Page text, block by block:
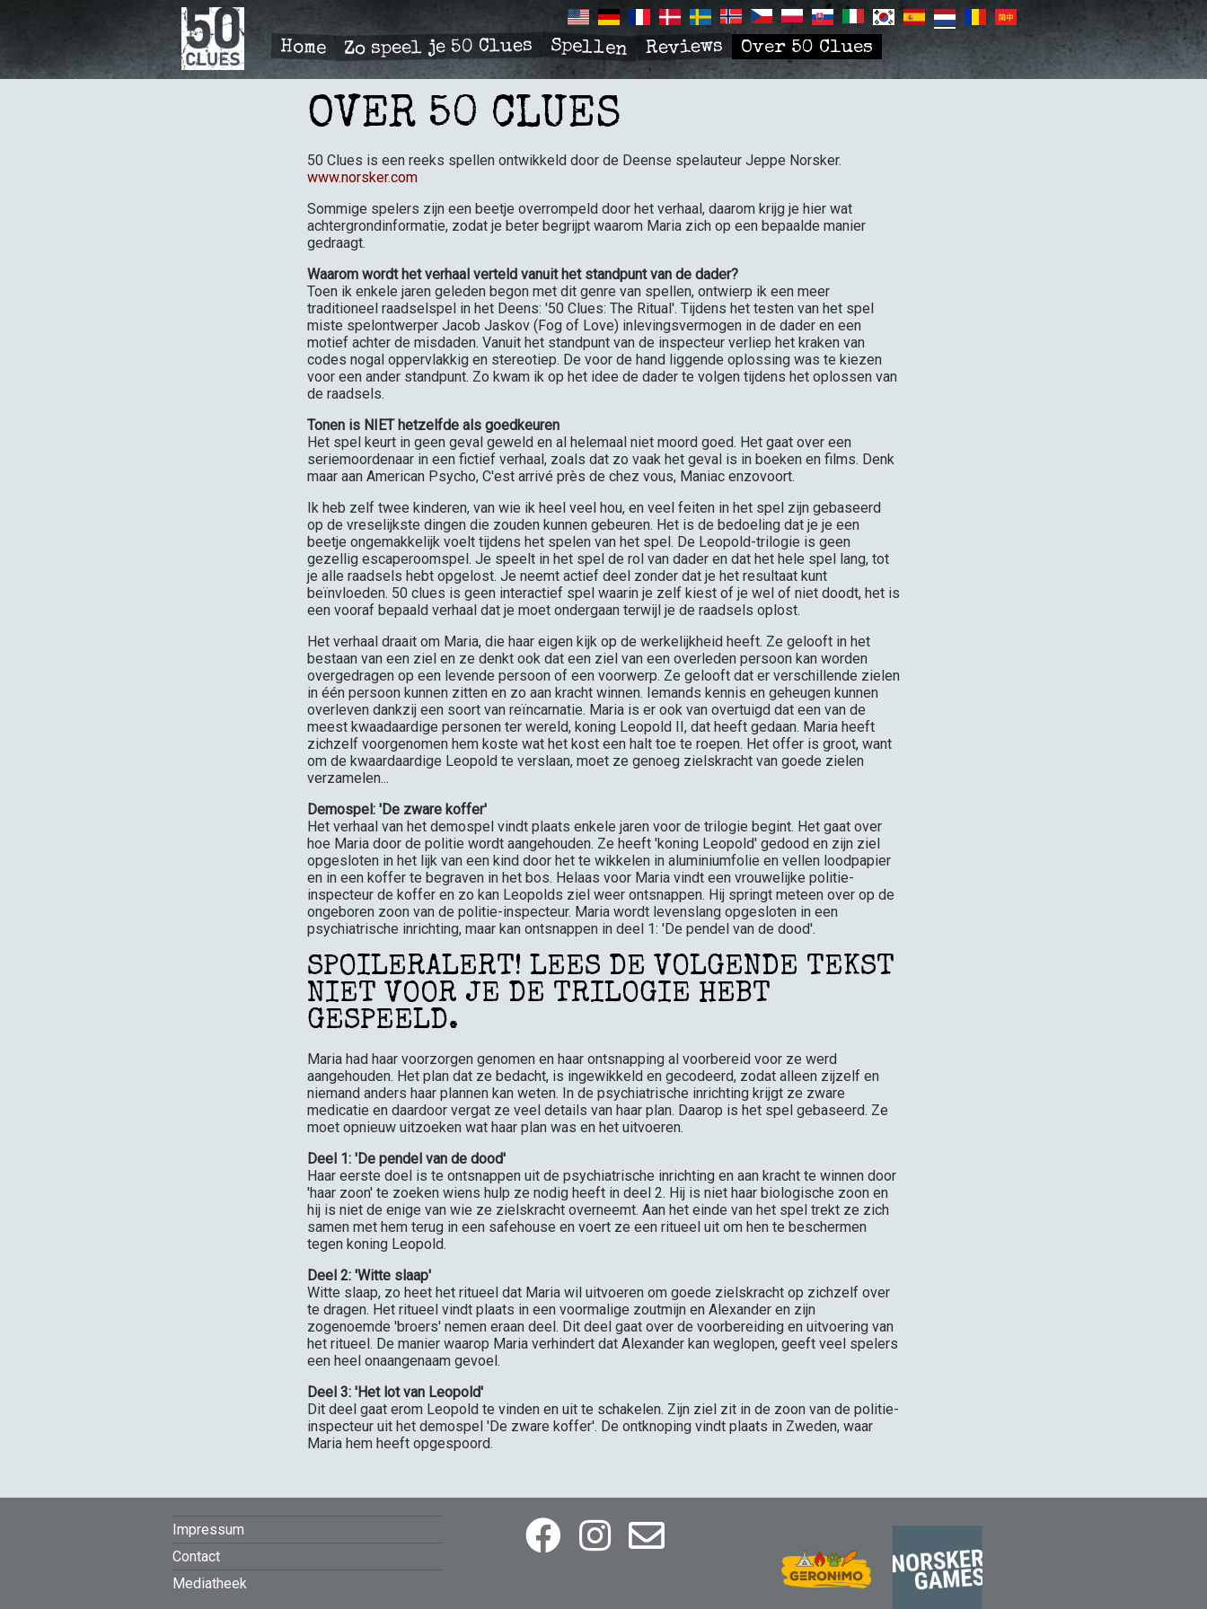
inhoud
PRIMÆR
NAVIGATION
Home Zo speel je 50 Clues Spellen Reviews Over 50 Clues
OVER 50 CLUES
50 Clues is een reeks spellen ontwikkeld door de Deense spelauteur Jeppe Norsker.
www.norsker.com
Sommige spelers zijn een beetje overrompeld door het verhaal, daarom krijg je hier wat
achtergrondinformatie, zodat je beter begrijpt waarom Maria zich op een bepaalde manier
gedraagt.
Waarom wordt het verhaal verteld vanuit het standpunt van de dader?
Toen ik enkele jaren geleden begon met dit genre van spellen, ontwierp ik een meer
traditioneel raadselspel in het Deens: '50 Clues: The Ritual'. Tijdens het testen van het spel
miste spelontwerper Jacob Jaskov (Fog of Love) inlevingsvermogen in de dader en een
motief achter de misdaden. Vanuit het standpunt van de inspecteur verliep het kraken van
codes nogal oppervlakkig en stereotiep. De voor de hand liggende oplossing was te kiezen
voor een ander standpunt. Zo kwam ik op het idee de dader te volgen tijdens het oplossen van
de raadsels.
Tonen is NIET hetzelfde als goedkeuren
Het spel keurt in geen geval geweld en al helemaal niet moord goed. Het gaat over een
seriemoordenaar in een fictief verhaal, zoals dat zo vaak het geval is in boeken en films. Denk
maar aan American Psycho, C'est arrivé près de chez vous, Maniac enzovoort.
Ik heb zelf twee kinderen, van wie ik heel veel hou, en veel feiten in het spel zijn gebaseerd
op de vreselijkste dingen die zouden kunnen gebeuren. Het is de bedoeling dat je je een
beetje ongemakkelijk voelt tijdens het spelen van het spel. De Leopold-trilogie is geen
gezellig escaperoomspel. Je speelt in het spel de rol van dader en dat het hele spel lang, tot
je alle raadsels hebt opgelost. Je neemt actief deel zonder dat je het resultaat kunt
beïnvloeden. 50 clues is geen interactief spel waarin je zelf kiest of je wel of niet doodt, het is
een vooraf bepaald verhaal dat je moet ondergaan terwijl je de raadsels oplost.
Het verhaal draait om Maria, die haar eigen kijk op de werkelijkheid heeft. Ze gelooft in het
bestaan van een ziel en ze denkt ook dat een ziel van een overleden persoon kan worden
overgedragen op een levende persoon of een voorwerp. Ze gelooft dat er verschillende zielen
in één persoon kunnen zitten en zo aan kracht winnen. Iemands kennis en geheugen kunnen
overleven dankzij een soort van reïncarnatie. Maria is er ook van overtuigd dat een van de
meest kwaadaardige personen ter wereld, koning Leopold II, dat heeft gedaan. Maria heeft
zichzelf voorgenomen hem koste wat het kost een halt toe te roepen. Het offer is groot, want
om de kwaardaardige Leopold te verslaan, moet ze genoeg zielskracht van goede zielen
verzamelen...
Demospel: 'De zware koffer'
Het verhaal van het demospel vindt plaats enkele jaren voor de trilogie begint. Het gaat over
hoe Maria door de politie wordt aangehouden. Ze heeft 'koning Leopold' gedood en zijn ziel
opgesloten in het lijk van een kind door het te wikkelen in aluminiumfolie en vellen loodpapier
en in een koffer te begraven in het bos. Helaas voor Maria vindt een vrouwelijke politie-
inspecteur de koffer en zo kan Leopolds ziel weer ontsnappen. Hij springt meteen over op de
ongeboren zoon van de politie-inspecteur. Maria wordt levenslang opgesloten in een
psychiatrische inrichting, maar kan ontsnappen in deel 1: 'De pendel van de dood'.
SPOILERALERT! LEES DE VOLGENDE TEKST
NIET VOOR JE DE TRILOGIE HEBT
GESPEELD.
Maria had haar voorzorgen genomen en haar ontsnapping al voorbereid voor ze werd
aangehouden. Het plan dat ze bedacht, is ingewikkeld en gecodeerd, zodat alleen zijzelf en
niemand anders haar plannen kan weten. In de psychiatrische inrichting krijgt ze zware
medicatie en daardoor vergat ze veel details van haar plan. Daarop is het spel gebaseerd. Ze
moet opnieuw uitzoeken wat haar plan was en het uitvoeren.
Deel 1: 'De pendel van de dood'
Haar eerste doel is te ontsnappen uit de psychiatrische inrichting en aan kracht te winnen door
'haar zoon' te zoeken wiens hulp ze nodig heeft in deel 2. Hij is niet haar biologische zoon en
hij is niet de enige van wie ze zielskracht overneemt. Aan het einde van het spel trekt ze zich
samen met hem terug in een safehouse en voert ze een ritueel uit om hen te beschermen
tegen koning Leopold.
Deel 2: 'Witte slaap'
Witte slaap, zo heet het ritueel dat Maria wil uitvoeren om goede zielskracht op zichzelf over
te dragen. Het ritueel vindt plaats in een voormalige zoutmijn en Alexander en zijn
zogenoemde 'broers' nemen eraan deel. Dit deel gaat over de voorbereiding en uitvoering van
het ritueel. De manier waarop Maria verhindert dat Alexander kan weglopen, geeft veel spelers
een heel onaangenaam gevoel.
Deel 3: 'Het lot van Leopold'
Dit deel gaat erom Leopold te vinden en uit te schakelen. Zijn ziel zit in de zoon van de politie-
inspecteur uit het demospel 'De zware koffer'. De ontknoping vindt plaats in Zweden, waar
Maria hem heeft opgespoord.
FOOTER
MENU
Impressum
Contact
Mediatheek